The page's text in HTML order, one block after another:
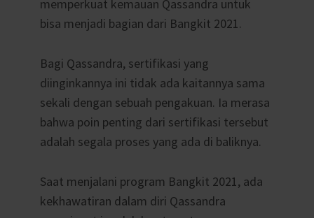
memperkuat kemauan Qassandra untuk
bisa menjadi bagian dari Bangkit 2021.
Bagi Qassandra, sertifikasi yang
diinginkannya ini tidak ada kaitannya sama
sekali dengan sebuah pengakuan. Ia merasa
bahwa poin penting dari sertifikasi tersebut
adalah segala proses yang ada di baliknya.
Saat menjalani program Bangkit 2021, ada
kekhawatiran dalam diri Qassandra